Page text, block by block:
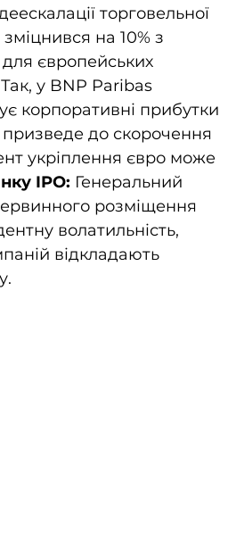
торговельної
на 10% з
європейських
у BNP Paribas
корпоративні прибутки
призведе до скорочення
укріплення євро може
IPO: Генеральний
розміщення
волатильність,
відкладають